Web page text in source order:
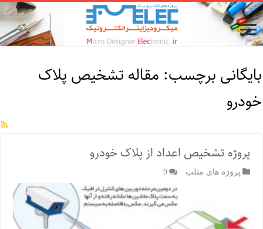
بایگانی برچسب: مقاله تشخیص پلاک
خودرو
پروژه تشخیص اعداد از پلاک خودرو
پروژه های متلب 9